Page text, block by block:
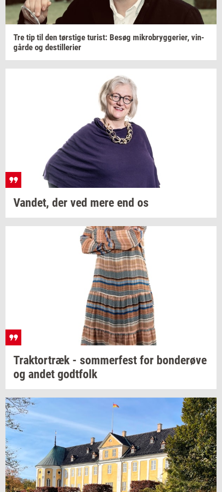
Tre tip til den tørsti­ge turist: Besøg mi­kro­bryg­ge­ri­er, vin­
går­de og destil­le­ri­er
Van­det, der ved mere end os
Trak­tor­træk- som­mer­fest for bon­de­rø­ve
og andet godt­folk